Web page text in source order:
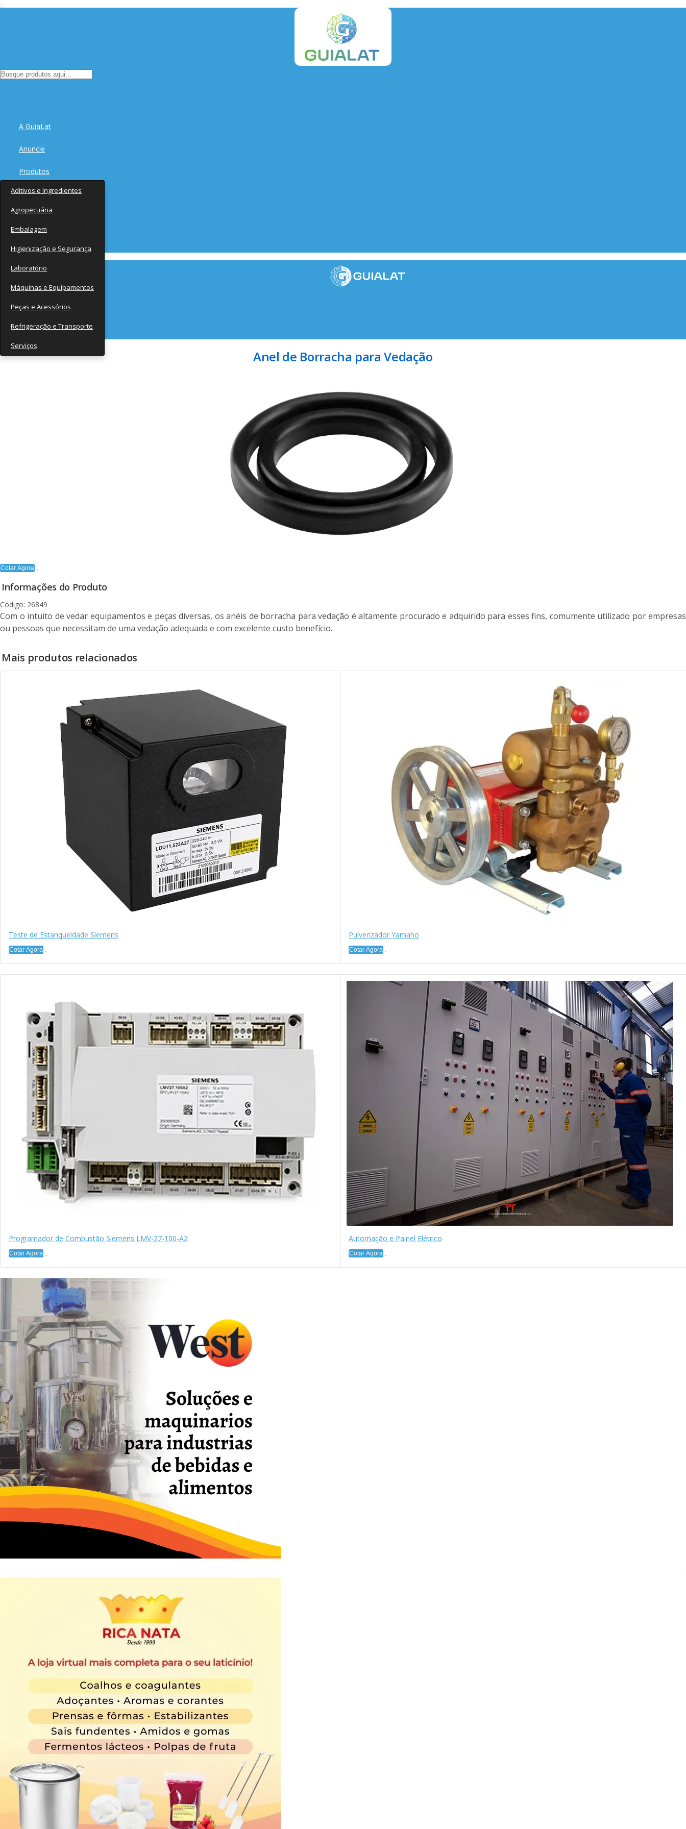
A GuiaLat
Anuncie
Produtos
Aditivos e Ingredientes
Agropecuária
Embalagem
Higienização e Segurança
Laboratório
Máquinas e Equipamentos
Peças e Acessórios
Refrigeração e Transporte
Serviços
Fornecedores
Notícias
Anel de Borracha para Vedação
Cotar Agora
Informações do Produto
Código: 26849
Com o intuito de vedar equipamentos e peças diversas, os anéis de borracha para vedação é altamente procurado e adquirido para esses fins, comumente utilizado por empresas
ou pessoas que necessitam de uma vedação adequada e com excelente custo benefício.
Mais produtos relacionados
Teste de Estanqueidade Siemens
Cotar Agora
Pulverizador Yamaho
Cotar Agora
Programador de Combustão Siemens LMV-27-100-A2
Cotar Agora
Automação e Painel Elétrico
Cotar Agora